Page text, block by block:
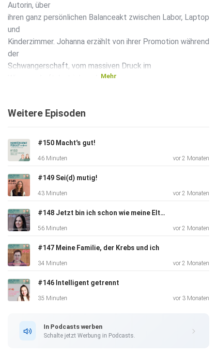
Autorin, über
ihren ganz persönlichen Balanceakt zwischen Labor, Laptop
und
Kinderzimmer. Johanna erzählt von ihrer Promotion während
der
Schwangerschaft, vom massiven Druck im
Wissenschaftsbetrieb und von
haben. Sie spricht offen darüber, wie wenig unterstützend
Strukturen für Mütter sind – insbesondere, wenn sie zudem
Hauptverdienerin der Familie sind. Es geht um
Mutterschutz,
fehlende Sicherheit, emotionale Belastungen – aber auch
um Kraft,
diese
Folge eine andere, kreative Seite: In der Elternzeit
fürs Schreiben. Johanna veröffentlicht heute Kinderbücher
im
Wissenschaft
– unter anderem für das Mikrobiom und die faszinierende
essenziell für unsere Gesundheit – und Kinder dürfen diese
Mehr
Weitere Episoden
#150 Macht's gut!
46 Minuten vor 2 Monaten
#149 Sei(d) mutig!
43 Minuten vor 2 Monaten
#148 Jetzt bin ich schon wie meine Eltern
56 Minuten vor 2 Monaten
#147 Meine Familie, der Krebs und ich
34 Minuten vor 2 Monaten
#146 Intelligent getrennt
35 Minuten vor 3 Monaten
In Podcasts werben
Schalte jetzt Werbung in Podcasts.